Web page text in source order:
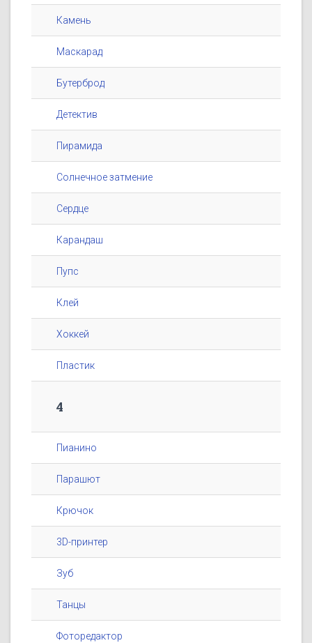
Камень
Маскарад
Бутерброд
Детектив
Пирамида
Солнечное затмение
Сердце
Карандаш
Пупс
Клей
Хоккей
Пластик
4
Пианино
Парашют
Крючок
3D-принтер
Зуб
Танцы
Фоторедактор